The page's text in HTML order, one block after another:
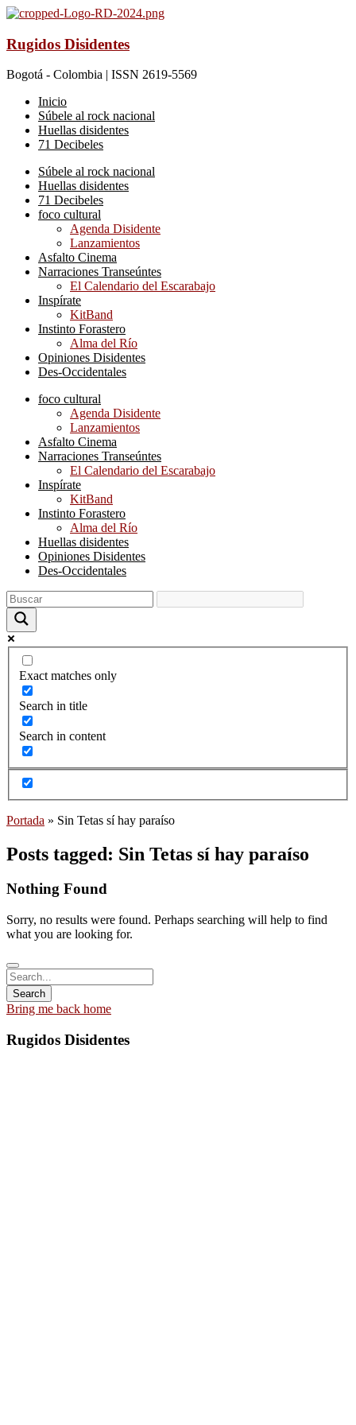
Rugidos Disidentes
Bogotá - Colombia | ISSN 2619-5569
Inicio
Súbele al rock nacional
Huellas disidentes
71 Decibeles
Súbele al rock nacional
Huellas disidentes
71 Decibeles
foco cultural
Agenda Disidente
Lanzamientos
Asfalto Cinema
Narraciones Transeúntes
El Calendario del Escarabajo
Inspírate
KitBand
Instinto Forastero
Alma del Río
Opiniones Disidentes
Des-Occidentales
foco cultural
Agenda Disidente
Lanzamientos
Asfalto Cinema
Narraciones Transeúntes
El Calendario del Escarabajo
Inspírate
KitBand
Instinto Forastero
Alma del Río
Huellas disidentes
Opiniones Disidentes
Des-Occidentales
Exact matches only
Search in title
Search in content
Portada » Sin Tetas sí hay paraíso
Posts tagged: Sin Tetas sí hay paraíso
Nothing Found
Sorry, no results were found. Perhaps searching will help to find
what you are looking for.
Bring me back home
Rugidos Disidentes